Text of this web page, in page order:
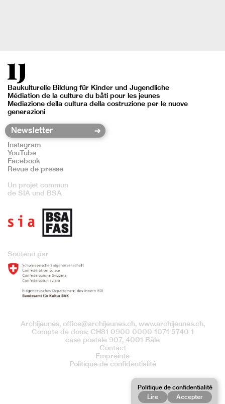
Baukulturelle Bildung für Kinder und Jugendliche
Médiation de la culture du bâti pour les jeunes
Mediazione della cultura della costruzione per le nuove
generazioni
Instagram
YouTube
Facebook
Revue de presse
Un projet commun
de SIA und BSA
Soutenu par
Archijeunes, office@archijeunes.ch, www.archijeunes.ch,
Compte de dons: CH81 0900 0000 1071 5740 1
case postale 907, 4001 Bâle
Contact
Empreinte
Politique de confidentialité
Politique de confidentialité
Lire
Accepter